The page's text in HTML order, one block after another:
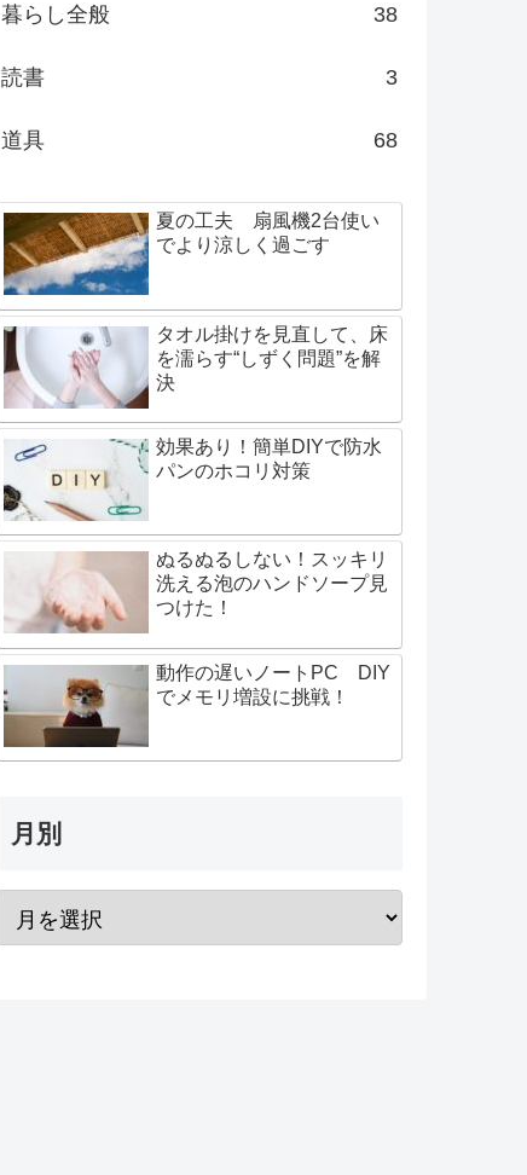
暮らし全般 38
読書 3
道具 68
夏の工夫 扇風機2台使い
でより涼しく過ごす
タオル掛けを見直して、床
を濡らす“しずく問題”を解
決
効果あり！簡単DIYで防水
パンのホコリ対策
ぬるぬるしない！スッキリ
洗える泡のハンドソープ見
つけた！
動作の遅いノートPC DIY
でメモリ増設に挑戦！
月別